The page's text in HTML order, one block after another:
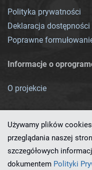
Polityka prywatności
Deklaracja dostępności
Poprawne
Informacje o
O projekcie
Ten serwis działa dzięki
Używamy plików
przeglądania naszej
szczegółowych
dokumentem Polityki